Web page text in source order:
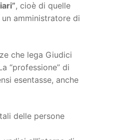
, cioè di quelle
amministratore di
che lega Giudici
“professione” di
esentasse, anche
delle persone